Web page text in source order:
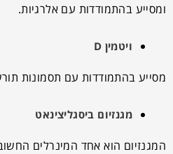
ומסייע בהתמודדות עם אלרגיות.
ויטמין D
מסייע בהתמודדות עם תסמונות
מגנזיום ביסגליצינאט
המגנזיום הוא אחד המינרלים